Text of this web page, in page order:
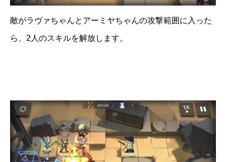
敵がラヴァちゃんとアーミヤちゃんの攻撃範囲に入った
ら、2人のスキルを解放します。